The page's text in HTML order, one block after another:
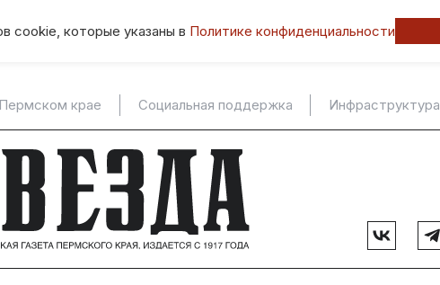
cookie, которые указаны в Политике конфиденциальности
крае Социальная поддержка Инфраструктура